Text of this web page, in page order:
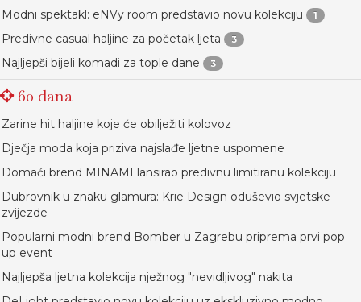
Modni spektakl: eNVy room predstavio novu kolekciju 1
Predivne casual haljine za početak ljeta 3
Najljepši bijeli komadi za tople dane 3
60 dana
Zarine hit haljine koje će obilježiti kolovoz
Dječja moda koja priziva najslađe ljetne uspomene
Domaći brend MINAMI lansirao predivnu limitiranu kolekciju
Dubrovnik u znaku glamura: Krie Design oduševio svjetske
zvijezde
Popularni modni brend Bomber u Zagrebu priprema prvi pop
up event
Najljepša ljetna kolekcija nježnog "nevidljivog" nakita